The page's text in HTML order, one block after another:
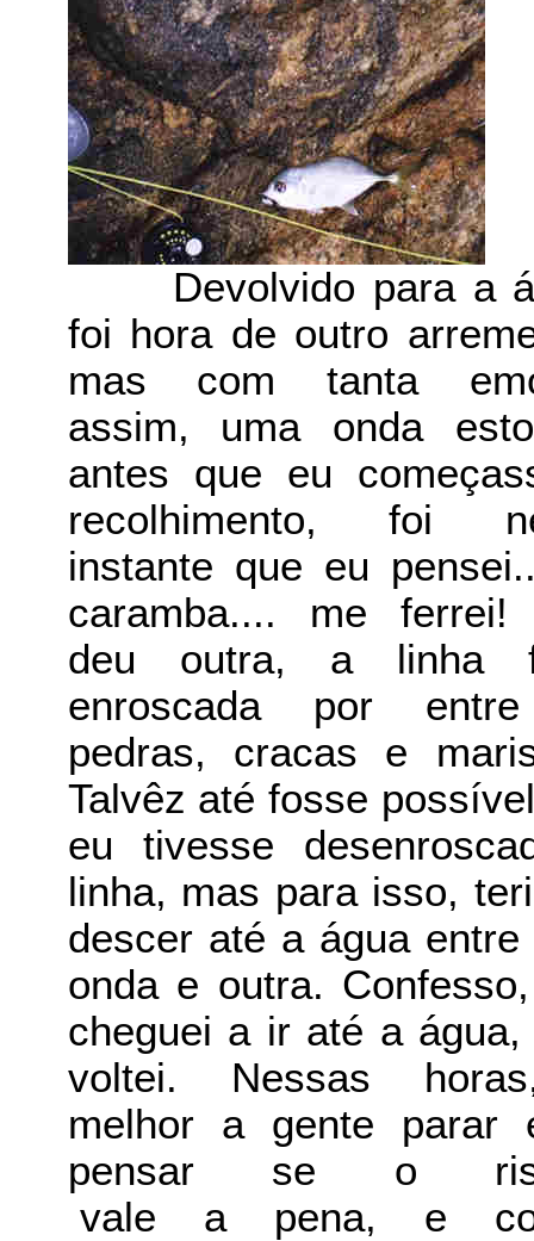
Devolvido para a
foi hora de outro
mas com tanta
assim, uma onda
antes que eu
recolhimento, foi
instante que eu
caramba.... me ferrei!
deu outra, a linha
enroscada por
pedras, cracas e
Talvêz até fosse
eu tivesse
linha, mas para isso,
descer até a água entre
onda e outra.
cheguei a ir até a água,
voltei. Nessas
melhor a gente
pensar se o
vale a pena, e